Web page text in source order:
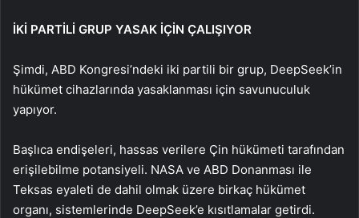
İKİ PARTİLİ GRUP YASAK İÇİN ÇALIŞIYOR
Şimdi, ABD Kongresi’ndeki iki partili bir grup, DeepSeek’in
hükümet cihazlarında yasaklanması için savunuculuk
yapıyor.
Başlıca endişeleri, hassas verilere Çin hükümeti tarafından
erişilebilme potansiyeli. NASA ve ABD Donanması ile
Teksas eyaleti de dahil olmak üzere birkaç hükümet
organı, sistemlerinde DeepSeek’e kısıtlamalar getirdi.